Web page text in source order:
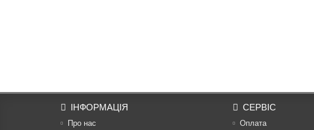
ІНФОРМАЦІЯ
Про нас
СЕРВІС
Оплата